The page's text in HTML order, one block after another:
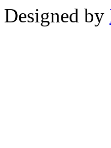
Designed by